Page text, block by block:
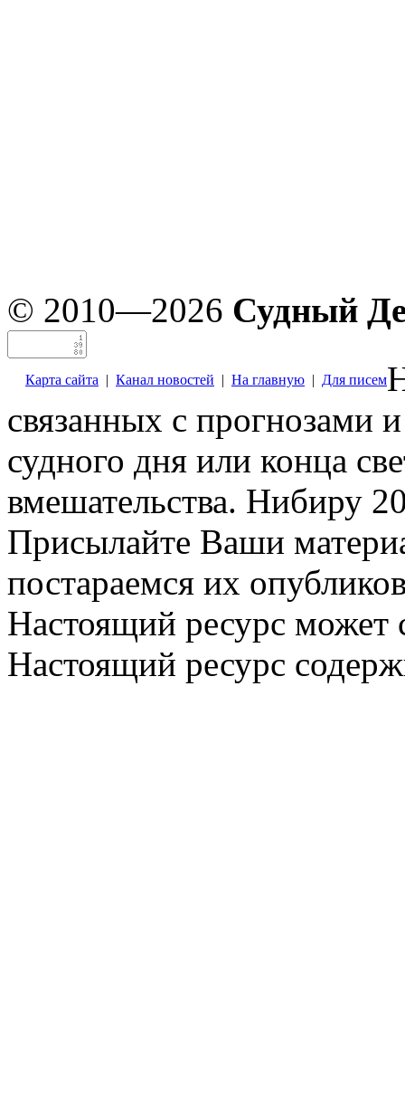
© 2010—2026 Судный
Карта сайта | Канал новостей | На главную | Для писем
связанных с прогнозами
судного дня или конца
вмешательства. Нибиру
Присылайте Ваши
постараемся их
Настоящий ресурс может
Настоящий ресурс